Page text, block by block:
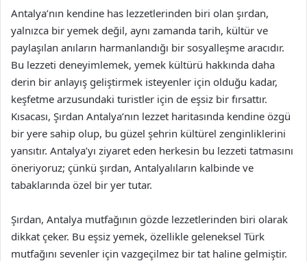
Antalya’nın kendine has lezzetlerinden biri olan şırdan,
yalnızca bir yemek değil, aynı zamanda tarih, kültür ve
paylaşılan anıların harmanlandığı bir sosyalleşme aracıdır.
Bu lezzeti deneyimlemek, yemek kültürü hakkında daha
derin bir anlayış geliştirmek isteyenler için olduğu kadar,
keşfetme arzusundaki turistler için de eşsiz bir fırsattır.
Kısacası, Şırdan Antalya’nın lezzet haritasında kendine özgü
bir yere sahip olup, bu güzel şehrin kültürel zenginliklerini
yansıtır. Antalya’yı ziyaret eden herkesin bu lezzeti tatmasını
öneriyoruz; çünkü şırdan, Antalyalıların kalbinde ve
tabaklarında özel bir yer tutar.
Şırdan, Antalya mutfağının gözde lezzetlerinden biri olarak
dikkat çeker. Bu eşsiz yemek, özellikle geleneksel Türk
mutfağını sevenler için vazgeçilmez bir tat haline gelmiştir.